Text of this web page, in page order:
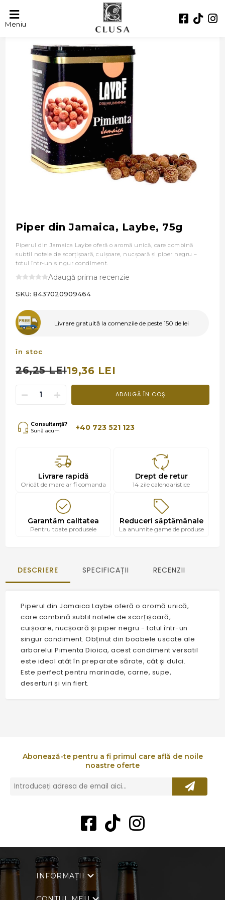
Meniu- 26%
Piper din Jamaica, Laybe, 75g
Piperul din Jamaica Laybe oferă o aromă unică, care combină
subtil notele de scorțișoară, cuișoare, nucșoară și piper negru –
totul într-un singur condiment.
Adaugă prima recenzie
SKU: 8437020909464
Livrare gratuită la comenzile de peste 150 de lei
în stoc
26,25 LEI19,36 LEI
ADAUGĂ ÎN COȘ
Consultanță?
Sună acum
+40 723 521 123
Livrare rapidă
Oricât de mare ar fi comanda
Drept de retur
14 zile calendaristice
Garantăm calitatea
Pentru toate produsele
Reduceri săptămânale
La anumite game de produse
DESCRIERE SPECIFICAȚII RECENZII
Piperul din Jamaica Laybe oferă o aromă unică,
care combină subtil notele de scorțișoară,
cuișoare, nucșoară și piper negru - totul într-un
singur condiment. Obținut din boabele uscate ale
arborelui Pimenta Dioica, acest condiment versatil
este ideal atât în preparate sărate, cât și dulci.
Este perfect pentru marinade, carne, supe,
deserturi și vin fiert.
Abonează-te pentru a fi primul care află de noile
noastre oferte
INFORMAȚII